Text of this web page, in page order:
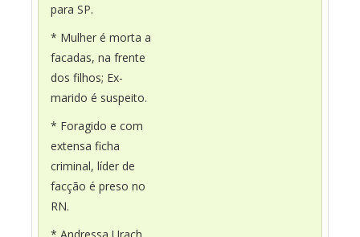
para SP.
* Mulher é morta a
facadas, na frente
dos filhos; Ex-
marido é suspeito.
* Foragido e com
extensa ficha
criminal, líder de
facção é preso no
RN.